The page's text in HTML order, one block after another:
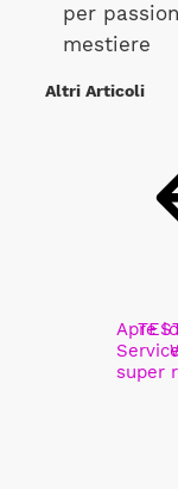
per
mestiere
Altri Articoli
Apre
super